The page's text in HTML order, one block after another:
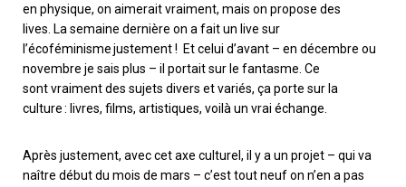
en physique, on aimerait vraiment, mais on propose des
lives La semaine dernière on a fait un live sur
l’écoféminisme justement ! Et celui d’avant – en décembre ou
novembre je sais plus – il portait sur le fantasme . Ce
sontvraiment des sujets divers et variés, ça porte sur la
culture : livres, films, artistiques, voilà un vrai échange.
Après justement, avec cet axe culturel, il y a un projet – qui va
naître début du mois de mars – c’est tout neuf on n’en a pas